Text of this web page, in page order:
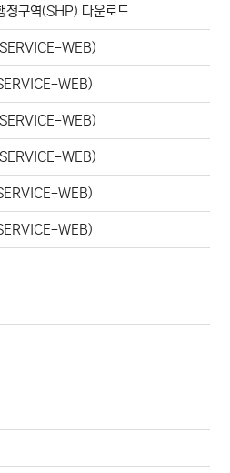
정구역(SHP) 다운로드
WEB)
WEB)
WEB)
WEB)
WEB)
WEB)